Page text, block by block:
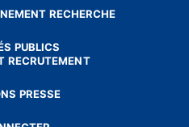
RECHERCHE
PUBLICS
RECRUTEMENT
PRESSE